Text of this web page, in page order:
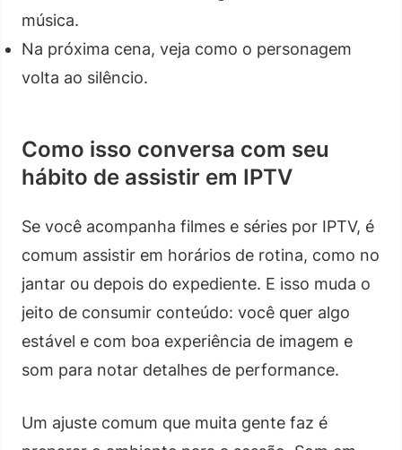
música.
Na próxima cena, veja como o personagem
volta ao silêncio.
Como isso conversa com seu
hábito de assistir em IPTV
Se você acompanha filmes e séries por IPTV, é
comum assistir em horários de rotina, como no
jantar ou depois do expediente. E isso muda o
jeito de consumir conteúdo: você quer algo
estável e com boa experiência de imagem e
som para notar detalhes de performance.
Um ajuste comum que muita gente faz é